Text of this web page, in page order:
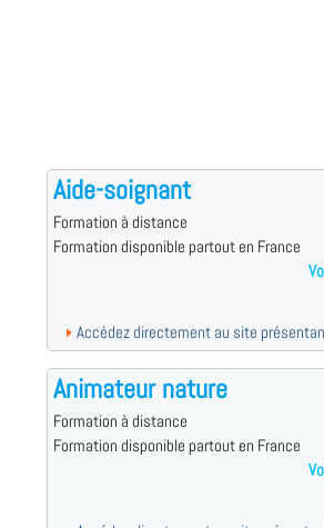
Aide-soignant
Formation à distance
Formation disponible partout en France
Accédez directement au site
Animateur nature
Formation à distance
Formation disponible partout en France